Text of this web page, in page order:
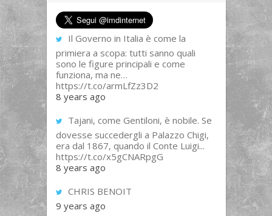
Il Governo in Italia è come la
primiera a scopa: tutti sanno quali
sono le figure principali e come
funziona, ma ne…
https://t.co/armLfZz3D2
8 years ago
Tajani, come Gentiloni, è nobile. Se
dovesse succedergli a Palazzo Chigi,
era dal 1867, quando il Conte Luigi...
https://t.co/x5gCNARpgG
8 years ago
CHRIS BENOIT
9 years ago